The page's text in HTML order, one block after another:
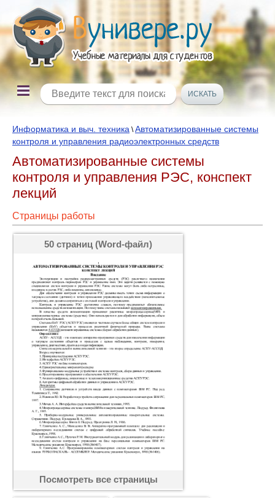
Информатика и выч. техника \Автоматизированные системы
контроля и управления радиоэлектронных средств
Автоматизированные системы
контроля и управления РЭС, конспект
лекций
Страницы работы
50 страниц (Word-файл)
Посмотреть все страницы